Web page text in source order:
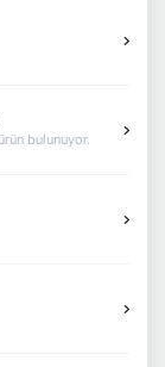
bulunuyor.